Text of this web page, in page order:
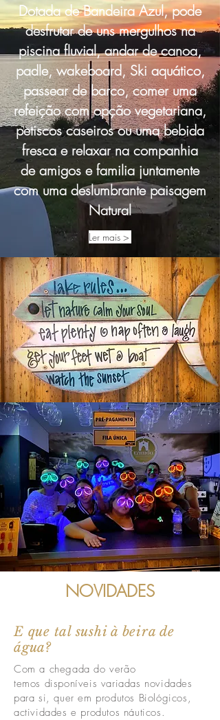
Dotada de Bandeira Azul, pode
desfrutar de uns mergulhos na
piscina fluvial, andar de canoa,
padle, wakeboard, Ski aquático,
passear de barco, comer uma
refeição com opção vegetariana,
petiscos caseiros ou uma bebida
fresca e relaxar na companhia
de amigos e familia juntamente
com uma deslumbrante paisagem
Natural
Ler mais >
NOVIDADES
E que tal sushi à beira de
água?
Com a chegada do verão
temos disponíveis variadas novidades
para si, quer em produtos Biológicos ,
actividades e produtos náuticos.